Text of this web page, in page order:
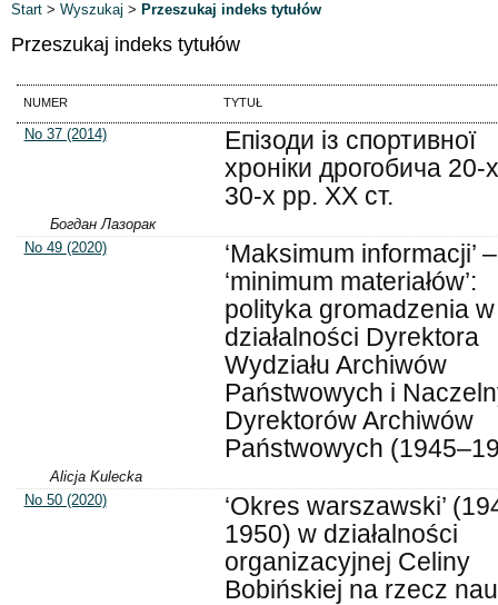
Start > Wyszukaj > Przeszukaj indeks tytułów
Przeszukaj indeks tytułów
NUMER TYTUŁ
No 37 (2014)
Епізоди із спортивної
хроніки дрогобича 20-
30-х рр. ХX ст.
Богдан Лазорак
No 49 (2020)
‘Maksimum informacji’ –
‘minimum materiałów’:
polityka gromadzenia w
działalności Dyrektora
Wydziału Archiwów
Państwowych i
Dyrektorów Archiwów
Państwowych
Alicja Kulecka
No 50 (2020)
‘Okres warszawski’
1950) w działalności
organizacyjnej Celiny
Bobińskiej na rzecz